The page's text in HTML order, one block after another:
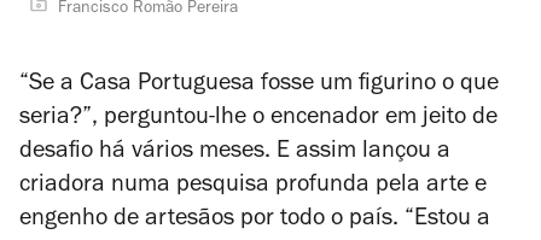
Francisco Romão Pereira
“Se a Casa Portuguesa fosse um figurino o que
seria?”, perguntou-lhe o encenador em jeito de
desafio há vários meses. E assim lançou a
criadora numa pesquisa profunda pela arte e
engenho de artesãos por todo o país. “Estou a